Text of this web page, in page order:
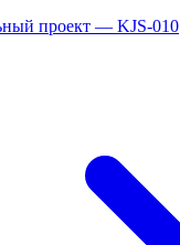
проект — KJS-010